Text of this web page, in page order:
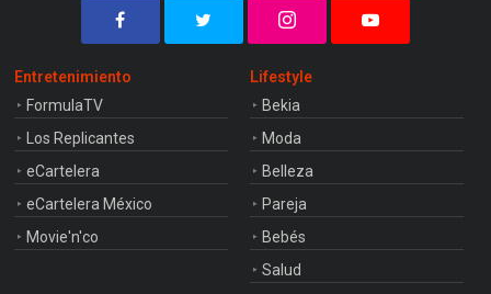
Entretenimiento
FormulaTV
Los Replicantes
eCartelera
eCartelera México
Movie'n'co
Lifestyle
Bekia
Moda
Belleza
Pareja
Bebés
Salud